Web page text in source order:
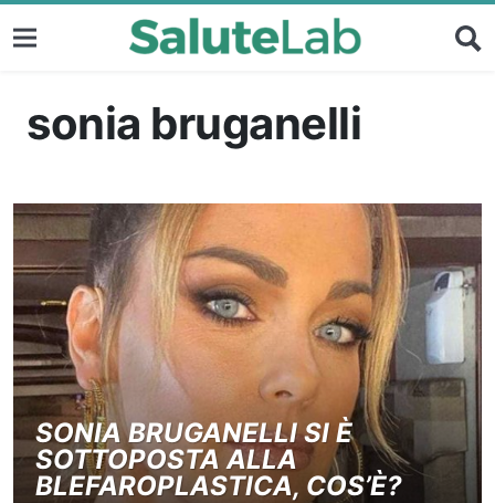
sonia bruganelli
SONIA BRUGANELLI SI È
SOTTOPOSTA ALLA
BLEFAROPLASTICA, COS’È?